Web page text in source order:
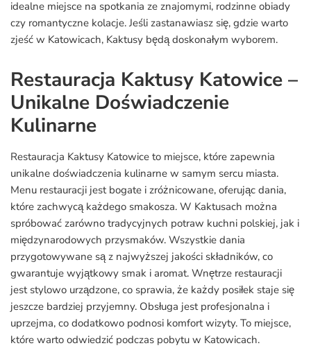
idealne miejsce na spotkania ze znajomymi, rodzinne obiady
czy romantyczne kolacje. Jeśli zastanawiasz się, gdzie warto
zjeść w Katowicach, Kaktusy będą doskonałym wyborem.
Restauracja Kaktusy Katowice –
Unikalne Doświadczenie
Kulinarne
Restauracja Kaktusy Katowice to miejsce, które zapewnia
unikalne doświadczenia kulinarne w samym sercu miasta.
Menu restauracji jest bogate i zróżnicowane, oferując dania,
które zachwycą każdego smakosza. W Kaktusach można
spróbować zarówno tradycyjnych potraw kuchni polskiej, jak i
międzynarodowych przysmaków. Wszystkie dania
przygotowywane są z najwyższej jakości składników, co
gwarantuje wyjątkowy smak i aromat. Wnętrze restauracji
jest stylowo urządzone, co sprawia, że każdy posiłek staje się
jeszcze bardziej przyjemny. Obsługa jest profesjonalna i
uprzejma, co dodatkowo podnosi komfort wizyty. To miejsce,
które warto odwiedzić podczas pobytu w Katowicach.